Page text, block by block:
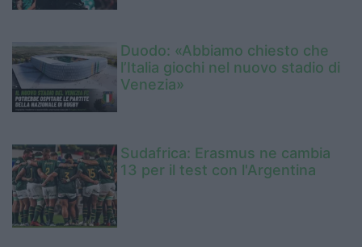
Duodo: «Abbiamo chiesto che
l’Italia giochi nel nuovo stadio di
Venezia»
Sudafrica: Erasmus ne cambia
13 per il test con l'Argentina